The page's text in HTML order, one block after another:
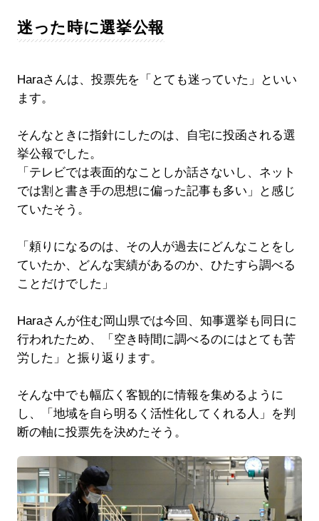
迷った時に選挙公報
Haraさんは、投票先を「とても迷っていた」といい
ます。
そんなときに指針にしたのは、自宅に投函される選
挙公報でした。
「テレビでは表面的なことしか話さないし、ネット
では割と書き手の思想に偏った記事も多い」と感じ
ていたそう。
「頼りになるのは、その人が過去にどんなことをし
ていたか、どんな実績があるのか、ひたすら調べる
ことだけでした」
Haraさんが住む岡山県では今回、知事選挙も同日に
行われたため、「空き時間に調べるのにはとても苦
労した」と振り返ります。
そんな中でも幅広く客観的に情報を集めるように
し、「地域を自ら明るく活性化してくれる人」を判
断の軸に投票先を決めたそう。